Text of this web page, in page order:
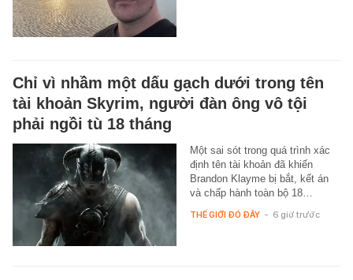
Chỉ vì nhầm một dấu gạch dưới trong tên
tài khoản Skyrim, người đàn ông vô tội
phải ngồi tù 18 tháng
Một sai sót trong quá trình xác
định tên tài khoản đã khiến
Brandon Klayme bị bắt, kết án
và chấp hành toàn bộ 18…
THẾ GIỚI ĐÓ ĐÂY - 6 giờ trước